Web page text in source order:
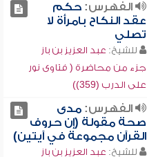
الفهرس:حكم
عقد النكاح بامرأة لا
تصلي
للشيخ: عبد العزيز بن باز
جزء من محاضرة ( فتاوى نور
على الدرب (359))
الفهرس:مدى
صحة مقولة (إن حروف
القرآن مجموعة في آيتين)
للشيخ: عبد العزيز بن باز